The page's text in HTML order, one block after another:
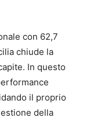
con 62,7
chiude la
In questo
il proprio
della